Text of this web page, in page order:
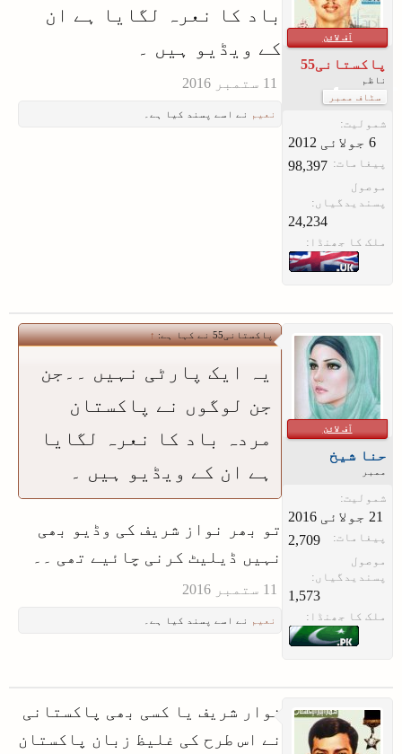
آف لائن
پاکستانی55
ناظم
سٹاف ممبر
شمولیت:
پیغامات: 98,397
موصول
پسندیدگیاں:
24,234
ملک کا جھنڈا:
باد کا نعرہ لگایا ہے ان
کے ویڈیو ہیں ۔
نعیم نے اسے پسند کیا ہے۔
آف لائن
حنا شیخ
ممبر
شمولیت:
پیغامات: 2,709
موصول
پسندیدگیاں:
1,573
ملک کا جھنڈا:
پاکستانی55 نے کہا ہے: ↑
یہ ایک پارٹی نہیں ۔۔جن
جن لوگوں نے پاکستان
مردہ باد کا نعرہ لگایا
ہے ان کے ویڈیو ہیں ۔
تو بھر نواز شریف کی وڈیو بھی
نہیں ڈیلیٹ کرنی چائیے تھی ۔۔
نعیم نے اسے پسند کیا ہے۔
نوار شریف یا کسی بھی پاکستانی
نے اس طرح کی غلیظ زبان پاکستان